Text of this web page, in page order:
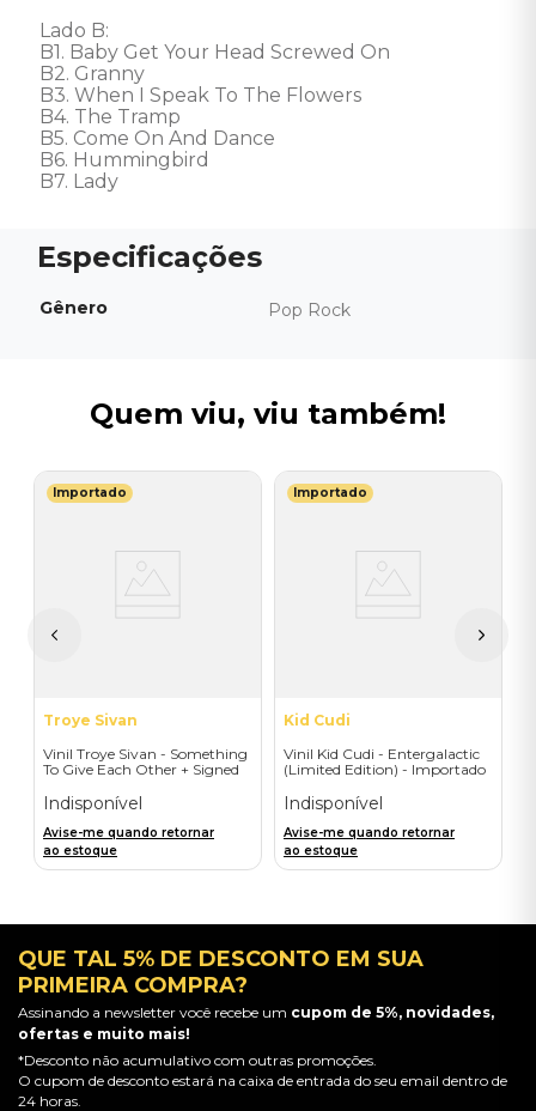
Lado B:
B1. Baby Get Your Head Screwed On
B2. Granny
B3. When I Speak To The Flowers
B4. The Tramp
B5. Come On And Dance
B6. Hummingbird
B7. Lady
Gênero Pop Rock
Quem viu, viu também!
Importado
Troye Sivan
Vinil Troye Sivan - Something
To Give Each Other + Signed
Indisponível
Avise-me quando retornar
ao estoque
Importado
Kid Cudi
Vinil Kid Cudi - Entergalactic
(Limited Edition) - Importado
Indisponível
Avise-me quando retornar
ao estoque
QUE TAL 5% DE DESCONTO EM SUA
PRIMEIRA COMPRA?
Assinando a newsletter você recebe um cupom de 5%, novidades,
ofertas e muito mais!
*Desconto não acumulativo com outras promoções.
O cupom de desconto estará na caixa de entrada do seu email dentro de
24 horas.